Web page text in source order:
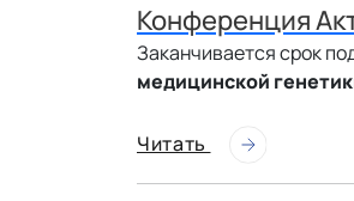
Конференция
Заканчивается срок
медицинской
Читать